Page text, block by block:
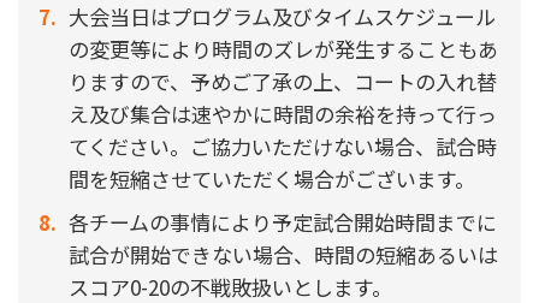
大会当日はプログラム及びタイムスケジュール
の変更等により時間のズレが発生することもあ
りますので、予めご了承の上、コートの入れ替
え及び集合は速やかに時間の余裕を持って行っ
てください。ご協力いただけない場合、試合時
間を短縮させていただく場合がございます。
各チームの事情により予定試合開始時間までに
試合が開始できない場合、時間の短縮あるいは
スコア0-20の不戦敗扱いとします。